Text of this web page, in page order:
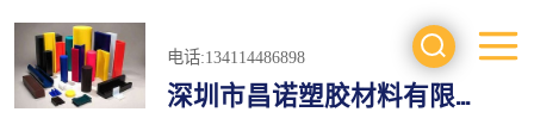
深圳市昌诺塑胶材料有限公司
电话:134114486898